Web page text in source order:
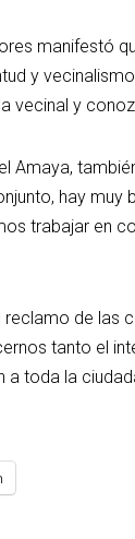
manifestó
y
vecinal y
Amaya,
hay
trabajar en
de las
tanto el
toda la